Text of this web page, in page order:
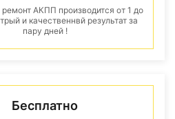
АКПП производится от 1 до
и качественнвй результат за
пару дней !
Бесплатно